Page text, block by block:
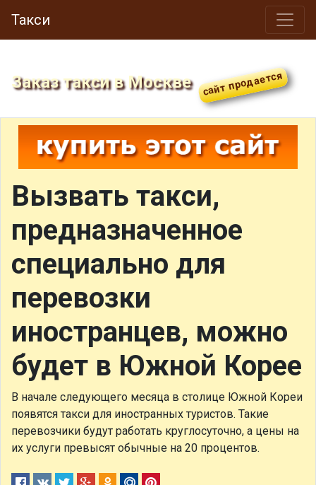
Такси
Заказ такси в Москве
Вызвать такси,
предназначенное
специально для
перевозки
иностранцев, можно
будет в Южной Корее
В начале следующего месяца в столице Южной Кореи
появятся такси для иностранных туристов. Такие
перевозчики будут работать круглосуточно, а цены на
их услуги превысят обычные на 20 процентов.